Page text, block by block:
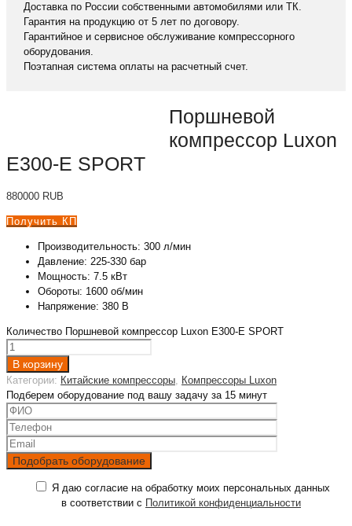
Доставка по России собственными автомобилями или ТК.
Гарантия на продукцию от 5 лет по договору.
Гарантийное и сервисное обслуживание компрессорного
оборудования.
Поэтапная система оплаты на расчетный счет.
Поршневой
компрессор Luxon
E300-E SPORT
880000 RUB
Получить КП
Производительность: 300 л/мин
Давление: 225-330 бар
Мощность: 7.5 кВт
Обороты: 1600 об/мин
Напряжение: 380 В
Количество Поршневой компрессор Luxon E300-E SPORT
В корзину
Категории: Китайские компрессоры Компрессоры Luxon
Подберем оборудование под вашу задачу за 15 минут
Я даю согласие на обработку моих персональных данных
в соответствии с Политикой конфиденциальности